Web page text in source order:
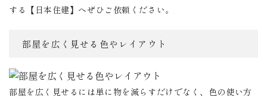
する【日本住建】へぜひご依頼ください。
部屋を広く見せる色やレイアウト
部屋を広く見せるには単に物を減らすだけでなく、色の使い方